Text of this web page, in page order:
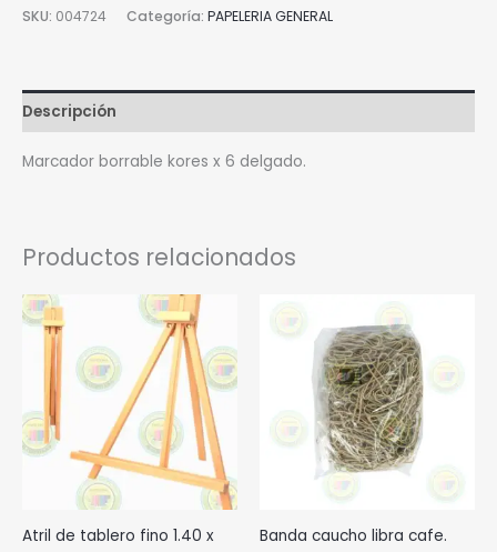
SKU: 004724 Categoría: PAPELERIA GENERAL
Descripción
Marcador borrable kores x 6 delgado.
Productos relacionados
Atril de tablero fino 1.40 x
Banda caucho libra cafe.